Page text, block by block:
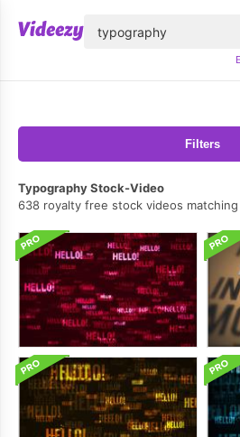
Filters
Typography Stock-Video
638 royalty free stock videos matching